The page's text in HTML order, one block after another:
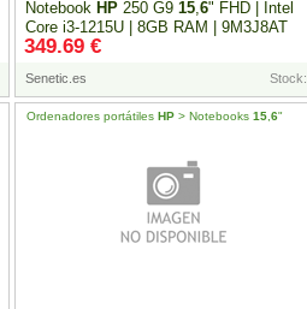
Notebook HP250 G9 15,6" FHD | Intel
Core i3-1215U | 8GB RAM | 9M3J8AT
Senetic.es Stock:
349.69 €
Ordenadores portátiles HP> Notebooks 15, 6"